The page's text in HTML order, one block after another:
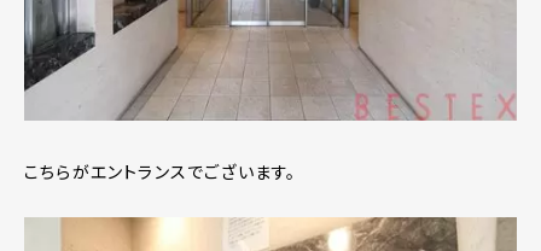
こちらがエントランスでございます。